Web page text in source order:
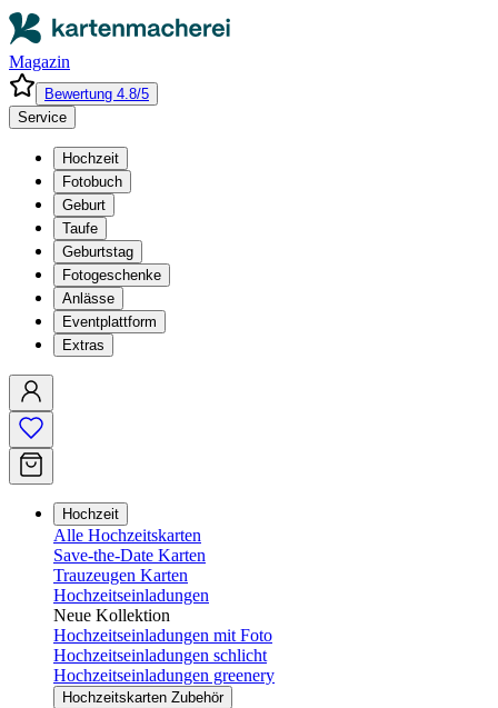
Magazin
Bewertung 4.8/5
Service
Hochzeit
Fotobuch
Geburt
Taufe
Geburtstag
Fotogeschenke
Anlässe
Eventplattform
Extras
Hochzeit
Alle Hochzeitskarten
Save-the-Date Karten
Trauzeugen Karten
Hochzeitseinladungen
Neue Kollektion
Hochzeitseinladungen mit Foto
Hochzeitseinladungen schlicht
Hochzeitseinladungen greenery
Hochzeitskarten Zubehör